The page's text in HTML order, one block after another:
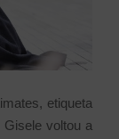
etiqueta
voltou a